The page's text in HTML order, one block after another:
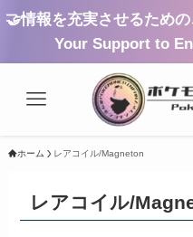
🤝情報を充実させるため
Your Support to
ホーム レアコイル/Magneton
レアコイル/